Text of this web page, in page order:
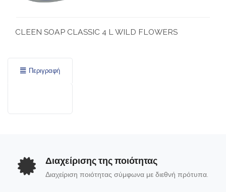
CLEEN SOAP CLASSIC 4 L WILD FLOWERS
Περιγραφή
Διαχείρισης της ποιότητας
Διαχείριση ποιότητας σύμφωνα με διεθνή πρότυπα.